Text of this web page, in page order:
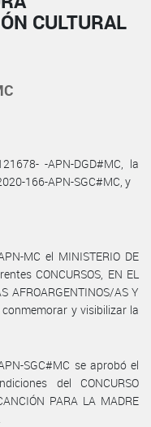
CULTURAL
-APN-DGD#MC, la
166-APN-SGC#MC, y
MC el MINISTERIO DE
CONCURSOS, EN EL
AFROARGENTINOS/AS Y
conmemorar y visibilizar la
SGC#MC se aprobó el
del CONCURSO
PARA LA MADRE